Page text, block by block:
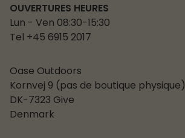
OUVERTURES HEURES
Lun - Ven 08:30-15:30
Tel +45 6915 2017
Oase Outdoors
Kornvej 9 (pas de boutique physique)
DK-7323 Give
Denmark